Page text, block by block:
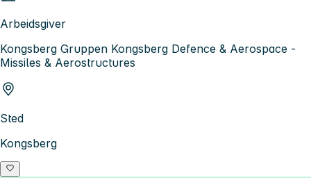
Arbeidsgiver
Kongsberg Gruppen Kongsberg Defence & Aerospace -
Missiles & Aerostructures
Sted
Kongsberg